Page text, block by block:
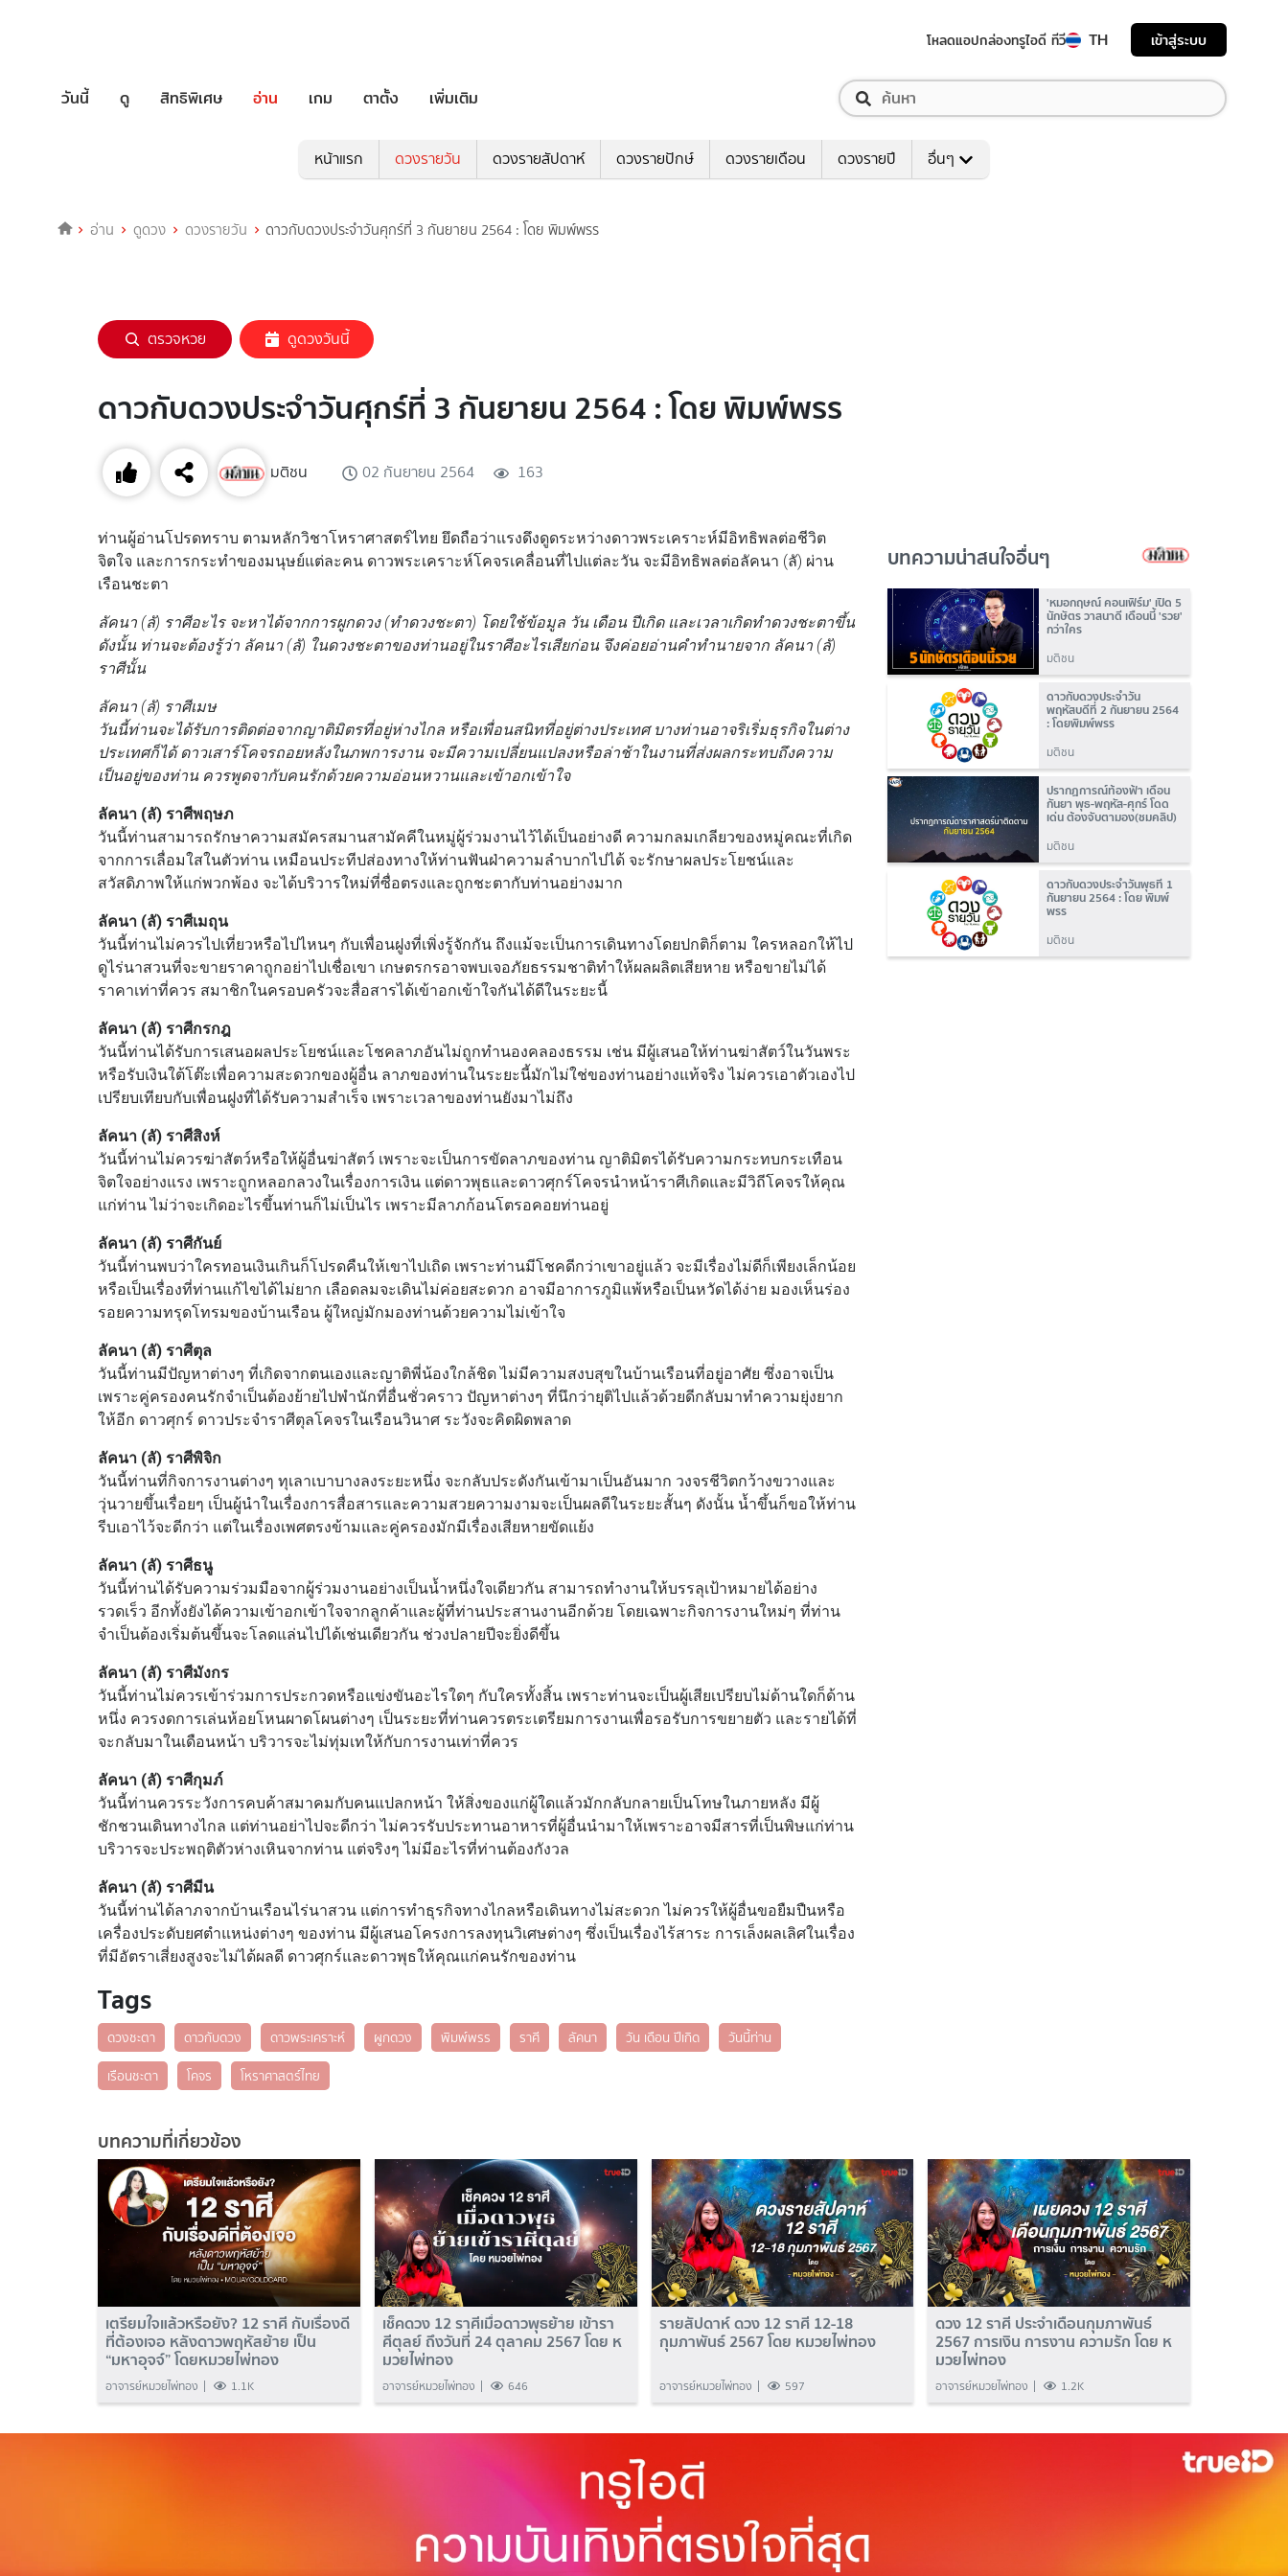
โหลดแอปกล่องทรูไอดี ทีวี TH เข้าสู่ระบบ
วันนี้ ดู สิทธิพิเศษ อ่าน เกม ตาตั้ง เพิ่มเติม
หน้าแรก ดวงรายวัน ดวงรายสัปดาห์ ดวงรายปักษ์ ดวงรายเดือน ดวงรายปี อื่นๆ
อ่าน ดูดวง ดวงรายวัน ดาวกับดวงประจำวันศุกร์ที่ 3 กันยายน 2564 : โดย พิมพ์พรร
ตรวจหวย ดูดวงวันนี้
ดาวกับดวงประจำวันศุกร์ที่ 3 กันยายน 2564 : โดย พิมพ์พรร
มติชน 02 กันยายน 2564 163
ท่านผู้อ่านโปรดทราบ ตามหลักวิชาโหราศาสตร์ไทย ยึดถือว่าแรงดึงดูดระหว่างดาวพระเคราะห์มีอิทธิพลต่อชีวิต
จิตใจ และการกระทำของมนุษย์แต่ละคน ดาวพระเคราะห์โคจรเคลื่อนที่ไปแต่ละวัน จะมีอิทธิพลต่อลัคนา (ลั) ผ่าน
เรือนชะตา
ลัคนา (ลั) ราศีอะไร จะหาได้จากการผูกดวง (ทำดวงชะตา) โดยใช้ข้อมูล วัน เดือน ปีเกิด และเวลาเกิดทำดวงชะตาขึ้น
ดังนั้น ท่านจะต้องรู้ว่า ลัคนา (ลั) ในดวงชะตาของท่านอยู่ในราศีอะไรเสียก่อน จึงค่อยอ่านคำทำนายจาก ลัคนา (ลั)
ราศีนั้น
ลัคนา (ลั) ราศีเมษ
วันนี้ท่านจะได้รับการติดต่อจากญาติมิตรที่อยู่ห่างไกล หรือเพื่อนสนิทที่อยู่ต่างประเทศ บางท่านอาจริเริ่มธุรกิจในต่าง
ประเทศก็ได้ ดาวเสาร์โคจรถอยหลังในภพการงาน จะมีความเปลี่ยนแปลงหรือล่าช้าในงานที่ส่งผลกระทบถึงความ
เป็นอยู่ของท่าน ควรพูดจากับคนรักด้วยความอ่อนหวานและเข้าอกเข้าใจ
ลัคนา (ลั) ราศีพฤษภ
วันนี้ท่านสามารถรักษาความสมัครสมานสามัคคีในหมู่ผู้ร่วมงานไว้ได้เป็นอย่างดี ความกลมเกลียวของหมู่คณะที่เกิด
จากการเลื่อมใสในตัวท่าน เหมือนประทีปส่องทางให้ท่านฟันฝ่าความลำบากไปได้ จะรักษาผลประโยชน์และ
สวัสดิภาพให้แก่พวกพ้อง จะได้บริวารใหม่ที่ซื่อตรงและถูกชะตากับท่านอย่างมาก
ลัคนา (ลั) ราศีเมถุน
วันนี้ท่านไม่ควรไปเที่ยวหรือไปไหนๆ กับเพื่อนฝูงที่เพิ่งรู้จักกัน ถึงแม้จะเป็นการเดินทางโดยปกติก็ตาม ใครหลอกให้ไป
ดูไร่นาสวนที่จะขายราคาถูกอย่าไปเชื่อเขา เกษตรกรอาจพบเจอภัยธรรมชาติทำให้ผลผลิตเสียหาย หรือขายไม่ได้
ราคาเท่าที่ควร สมาชิกในครอบครัวจะสื่อสารได้เข้าอกเข้าใจกันได้ดีในระยะนี้
ลัคนา (ลั) ราศีกรกฎ
วันนี้ท่านได้รับการเสนอผลประโยชน์และโชคลาภอันไม่ถูกทำนองคลองธรรม เช่น มีผู้เสนอให้ท่านฆ่าสัตว์ในวันพระ
หรือรับเงินใต้โต๊ะเพื่อความสะดวกของผู้อื่น ลาภของท่านในระยะนี้มักไม่ใช่ของท่านอย่างแท้จริง ไม่ควรเอาตัวเองไป
เปรียบเทียบกับเพื่อนฝูงที่ได้รับความสำเร็จ เพราะเวลาของท่านยังมาไม่ถึง
ลัคนา (ลั) ราศีสิงห์
วันนี้ท่านไม่ควรฆ่าสัตว์หรือให้ผู้อื่นฆ่าสัตว์ เพราะจะเป็นการขัดลาภของท่าน ญาติมิตรได้รับความกระทบกระเทือน
จิตใจอย่างแรง เพราะถูกหลอกลวงในเรื่องการเงิน แต่ดาวพุธและดาวศุกร์โคจรนำหน้าราศีเกิดและมีวิถีโคจรให้คุณ
แก่ท่าน ไม่ว่าจะเกิดอะไรขึ้นท่านก็ไม่เป็นไร เพราะมีลาภก้อนโตรอคอยท่านอยู่
ลัคนา (ลั) ราศีกันย์
วันนี้ท่านพบว่าใครทอนเงินเกินก็โปรดคืนให้เขาไปเถิด เพราะท่านมีโชคดีกว่าเขาอยู่แล้ว จะมีเรื่องไม่ดีก็เพียงเล็กน้อย
หรือเป็นเรื่องที่ท่านแก้ไขได้ไม่ยาก เลือดลมจะเดินไม่ค่อยสะดวก อาจมีอาการภูมิแพ้หรือเป็นหวัดได้ง่าย มองเห็นร่อง
รอยความทรุดโทรมของบ้านเรือน ผู้ใหญ่มักมองท่านด้วยความไม่เข้าใจ
ลัคนา (ลั) ราศีตุล
วันนี้ท่านมีปัญหาต่างๆ ที่เกิดจากตนเองและญาติพี่น้องใกล้ชิด ไม่มีความสงบสุขในบ้านเรือนที่อยู่อาศัย ซึ่งอาจเป็น
เพราะคู่ครองคนรักจำเป็นต้องย้ายไปพำนักที่อื่นชั่วคราว ปัญหาต่างๆ ที่นึกว่ายุติไปแล้วด้วยดีกลับมาทำความยุ่งยาก
ให้อีก ดาวศุกร์ ดาวประจำราศีตุลโคจรในเรือนวินาศ ระวังจะคิดผิดพลาด
ลัคนา (ลั) ราศีพิจิก
วันนี้ท่านที่กิจการงานต่างๆ ทุเลาเบาบางลงระยะหนึ่ง จะกลับประดังกันเข้ามาเป็นอันมาก วงจรชีวิตกว้างขวางและ
วุ่นวายขึ้นเรื่อยๆ เป็นผู้นำในเรื่องการสื่อสารและความสวยความงามจะเป็นผลดีในระยะสั้นๆ ดังนั้น น้ำขึ้นก็ขอให้ท่าน
รีบเอาไว้จะดีกว่า แต่ในเรื่องเพศตรงข้ามและคู่ครองมักมีเรื่องเสียหายขัดแย้ง
ลัคนา (ลั) ราศีธนู
วันนี้ท่านได้รับความร่วมมือจากผู้ร่วมงานอย่างเป็นน้ำหนึ่งใจเดียวกัน สามารถทำงานให้บรรลุเป้าหมายได้อย่าง
รวดเร็ว อีกทั้งยังได้ความเข้าอกเข้าใจจากลูกค้าและผู้ที่ท่านประสานงานอีกด้วย โดยเฉพาะกิจการงานใหม่ๆ ที่ท่าน
จำเป็นต้องเริ่มต้นขึ้นจะโลดแล่นไปได้เช่นเดียวกัน ช่วงปลายปีจะยิ่งดีขึ้น
ลัคนา (ลั) ราศีมังกร
วันนี้ท่านไม่ควรเข้าร่วมการประกวดหรือแข่งขันอะไรใดๆ กับใครทั้งสิ้น เพราะท่านจะเป็นผู้เสียเปรียบไม่ด้านใดก็ด้าน
หนึ่ง ควรงดการเล่นห้อยโหนผาดโผนต่างๆ เป็นระยะที่ท่านควรตระเตรียมการงานเพื่อรอรับการขยายตัว และรายได้ที่
จะกลับมาในเดือนหน้า บริวารจะไม่ทุ่มเทให้กับการงานเท่าที่ควร
ลัคนา (ลั) ราศีกุมภ์
วันนี้ท่านควรระวังการคบค้าสมาคมกับคนแปลกหน้า ให้สิ่งของแก่ผู้ใดแล้วมักกลับกลายเป็นโทษในภายหลัง มีผู้
ชักชวนเดินทางไกล แต่ท่านอย่าไปจะดีกว่า ไม่ควรรับประทานอาหารที่ผู้อื่นนำมาให้เพราะอาจมีสารที่เป็นพิษแก่ท่าน
บริวารจะประพฤติตัวห่างเหินจากท่าน แต่จริงๆ ไม่มีอะไรที่ท่านต้องกังวล
ลัคนา (ลั) ราศีมีน
วันนี้ท่านได้ลาภจากบ้านเรือนไร่นาสวน แต่การทำธุรกิจทางไกลหรือเดินทางไม่สะดวก ไม่ควรให้ผู้อื่นขอยืมปืนหรือ
เครื่องประดับยศตำแหน่งต่างๆ ของท่าน มีผู้เสนอโครงการลงทุนวิเศษต่างๆ ซึ่งเป็นเรื่องไร้สาระ การเล็งผลเลิศในเรื่อง
ที่มีอัตราเสี่ยงสูงจะไม่ได้ผลดี ดาวศุกร์และดาวพุธให้คุณแก่คนรักของท่าน
Tags
ดวงชะตา ดาวกับดวง ดาวพระเคราะห์ ผูกดวง พิมพ์พรร ราศี ลัคนา วัน เดือน ปีเกิด
วันนี้ท่าน
เรือนชะตา
โคจร โหราศาสตร์ไทย
บทความน่าสนใจอื่นๆ
'หมอกฤษณ์ คอนเฟิร์ม' เปิด 5
นักษัตร วาสนาดี เดือนนี้ 'รวย'
กว่าใคร
มติชน
ดาวกับดวงประจำวัน
พฤหัสบดีที่ 2 กันยายน 2564
: โดยพิมพ์พรร
มติชน
ปรากฏการณ์ท้องฟ้า เดือน
กันยา พุธ-พฤหัส-ศุกร์ โดด
เด่น ต้องจับตามอง(ชมคลิป)
มติชน
ดาวกับดวงประจำวันพุธที่ 1
กันยายน 2564 : โดย พิมพ์
พรร
มติชน
บทความที่เกี่ยวข้อง
เตรียมใจแล้วหรือยัง? 12 ราศี กับเรื่องดี
ที่ต้องเจอ หลังดาวพฤหัสย้าย เป็น
“มหาอุจจ์” โดยหมวยไพ่ทอง
อาจารย์หมวยไพ่ทอง 1.1K
เช็คดวง 12 ราศีเมื่อดาวพุธย้าย เข้ารา
ศีตุลย์ ถึงวันที่ 24 ตุลาคม 2567 โดย ห
มวยไพ่ทอง
อาจารย์หมวยไพ่ทอง 646
รายสัปดาห์ ดวง 12 ราศี 12-18
กุมภาพันธ์ 2567 โดย หมวยไพ่ทอง
อาจารย์หมวยไพ่ทอง 597
ดวง 12 ราศี ประจำเดือนกุมภาพันธ์
2567 การเงิน การงาน ความรัก โดย ห
มวยไพ่ทอง
อาจารย์หมวยไพ่ทอง 1.2K